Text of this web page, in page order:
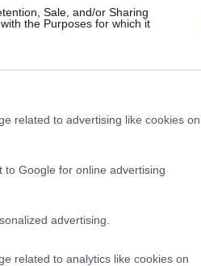
Sale, and/or Sharing
the Purposes for which it
related to advertising like cookies on
Google for online advertising
advertising.
related to analytics like cookies on